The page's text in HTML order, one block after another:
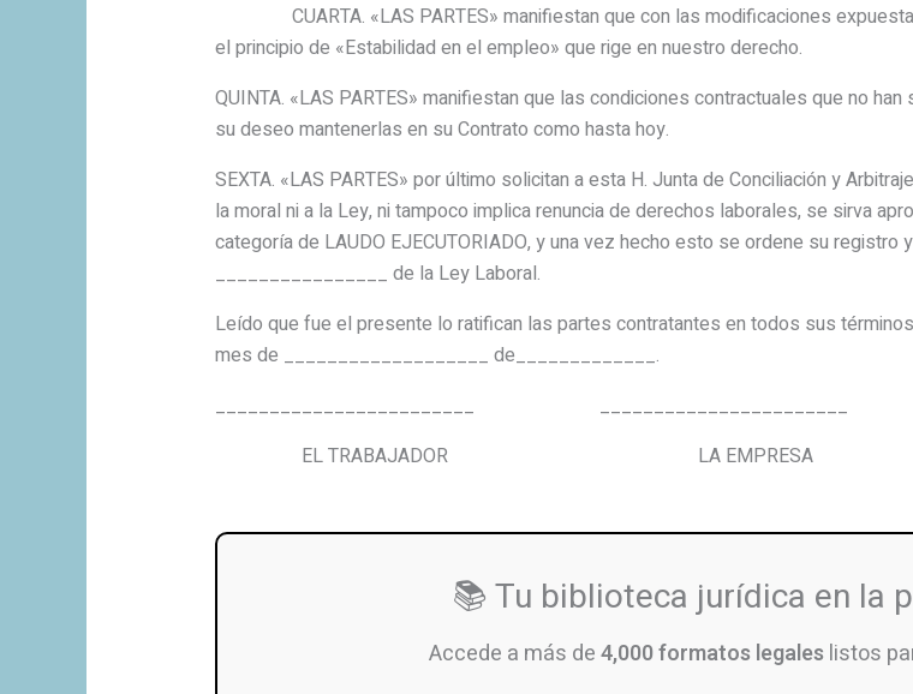
CUARTA. «LAS PARTES» manifiestan que con las modificaciones
el principio de «Estabilidad en el empleo» que rige en nuestro derecho.
QUINTA. «LAS PARTES» manifiestan que las condiciones contractuales que no
su deseo mantenerlas en su Contrato como hasta hoy.
SEXTA. «LAS PARTES» por último solicitan a esta H. Junta de Conciliación y
la moral ni a la Ley, ni tampoco implica renuncia de derechos laborales, se sirva
categoría de LAUDO EJECUTORIADO, y una vez hecho esto se ordene su
________________ de la Ley Laboral.
Leído que fue el presente lo ratifican las partes contratantes en todos sus
mes de ___________________ de_____________.
________________________ _______________________
EL TRABAJADOR LA EMPRESA
📚 Tu biblioteca jurídica en la
Accede a más de4,000 formatos legales listos